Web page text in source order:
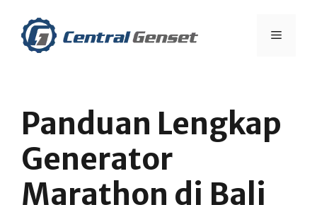
content
Menu
Panduan Lengkap
Generator
Marathon di Bali